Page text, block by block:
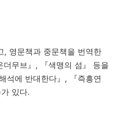
, 영문책과 중문책을 번역한
더무브 』 , 『색맹의 섬 』 등을
석에 반대한다』 , 『즉흥연
있다.